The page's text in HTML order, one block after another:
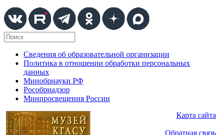
Сведения об образовательной организации
Политика в отношении обработки персональных
данных
Минобрнауки РФ
Рособрнадзор
Минпросвещения России
Карта сайта
Обратная связь